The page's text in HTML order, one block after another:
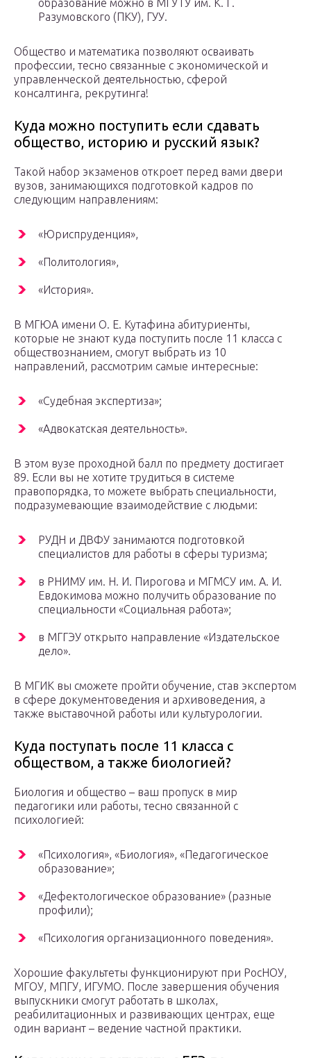
образование можно в МГУТУ им. К. Г.
Разумовского (ПКУ), ГУУ.
Общество и математика позволяют осваивать
профессии, тесно связанные с экономической и
управленческой деятельностью, сферой
консалтинга, рекрутинга!
Куда можно поступить если сдавать
общество, историю и русский язык?
Такой набор экзаменов откроет перед вами двери
вузов, занимающихся подготовкой кадров по
следующим направлениям:
«Юриспруденция»,
«Политология»,
«История».
В МГЮА имени О. Е. Кутафина абитуриенты,
которые не знают куда поступить после 11 класса с
обществознанием, смогут выбрать из 10
направлений, рассмотрим самые интересные:
«Судебная экспертиза»;
«Адвокатская деятельность».
В этом вузе проходной балл по предмету достигает
89. Если вы не хотите трудиться в системе
правопорядка, то можете выбрать специальности,
подразумевающие взаимодействие с людьми:
РУДН и ДВФУ занимаются подготовкой
специалистов для работы в сферы туризма;
в РНИМУ им. Н. И. Пирогова и МГМСУ им. А. И.
Евдокимова можно получить образование по
специальности «Социальная работа»;
в МГГЭУ открыто направление «Издательское
дело».
В МГИК вы сможете пройти обучение, став экспертом
в сфере документоведения и архивоведения, а
также выставочной работы или культурологии.
Куда поступать после 11 класса с
обществом, а также биологией?
Биология и общество – ваш пропуск в мир
педагогики или работы, тесно связанной с
психологией:
«Психология», «Биология», «Педагогическое
образование»;
«Дефектологическое образование» (разные
профили);
«Психология организационного поведения».
Хорошие факультеты функционируют при РосНОУ,
МГОУ, МПГУ, ИГУМО. После завершения обучения
выпускники смогут работать в школах,
реабилитационных и развивающих центрах, еще
один вариант – ведение частной практики.